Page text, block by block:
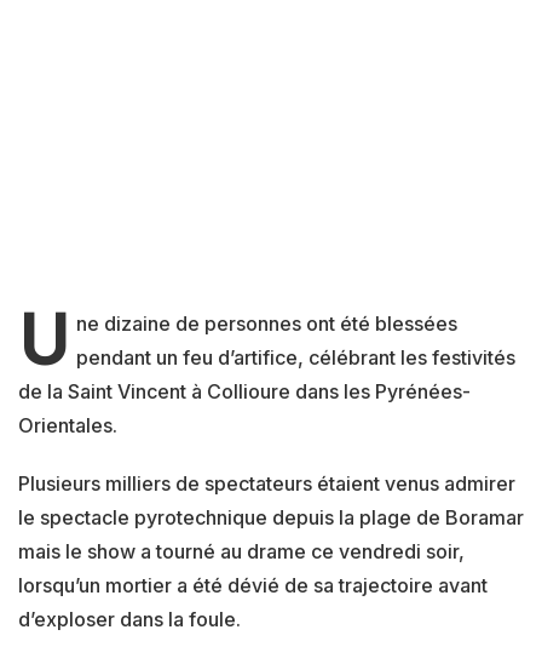
U ne dizaine de personnes ont été blessées
pendant un feu d’artifice, célébrant les festivités
de la Saint Vincent à Collioure dans les Pyrénées-
Orientales.
Plusieurs milliers de spectateurs étaient venus admirer
le spectacle pyrotechnique depuis la plage de Boramar
mais le show a tourné au drame ce vendredi soir,
lorsqu’un mortier a été dévié de sa trajectoire avant
d’exploser dans la foule.